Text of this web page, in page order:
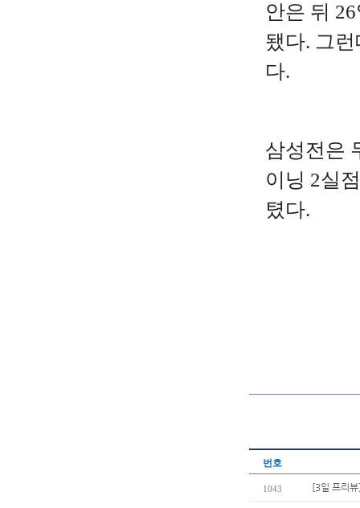
안은 뒤
됐다. 그
다.
삼성전은
이닝 2실
텼다.
번호
1043 [3일 프리